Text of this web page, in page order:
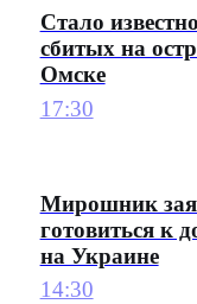
Стало
сбитых на
Омске
17:30
Мирошник
готовиться к
на Украине
14:30